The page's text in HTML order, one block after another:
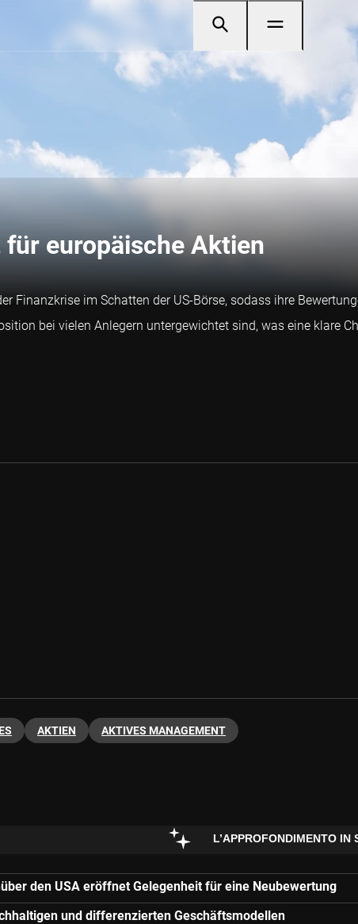
europäische Aktien
Finanzkrise im Schatten der US-Börse, sodass ihre
bei vielen Anlegern untergewichtet sind, was eine klare
AKTIEN AKTIVES MANAGEMENT
L’APPROFONDIMENTO IN
den USA eröffnet Gelegenheit für eine Neubewertung
und differenzierten Geschäftsmodellen